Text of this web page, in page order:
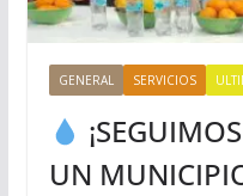
GENERAL SERVICIOS
UN